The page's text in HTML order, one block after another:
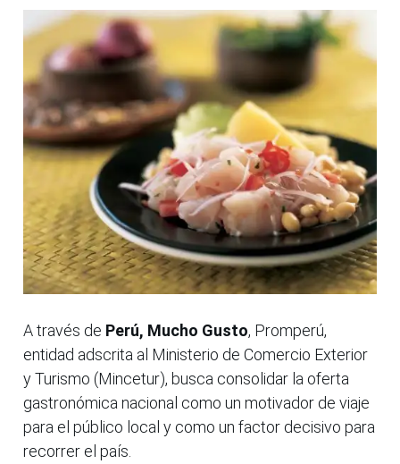
A través de Perú, Mucho Gusto, Promperú,
entidad adscrita al Ministerio de Comercio Exterior
y Turismo (Mincetur), busca consolidar la oferta
gastronómica nacional como un motivador de viaje
para el público local y como un factor decisivo para
recorrer el país.